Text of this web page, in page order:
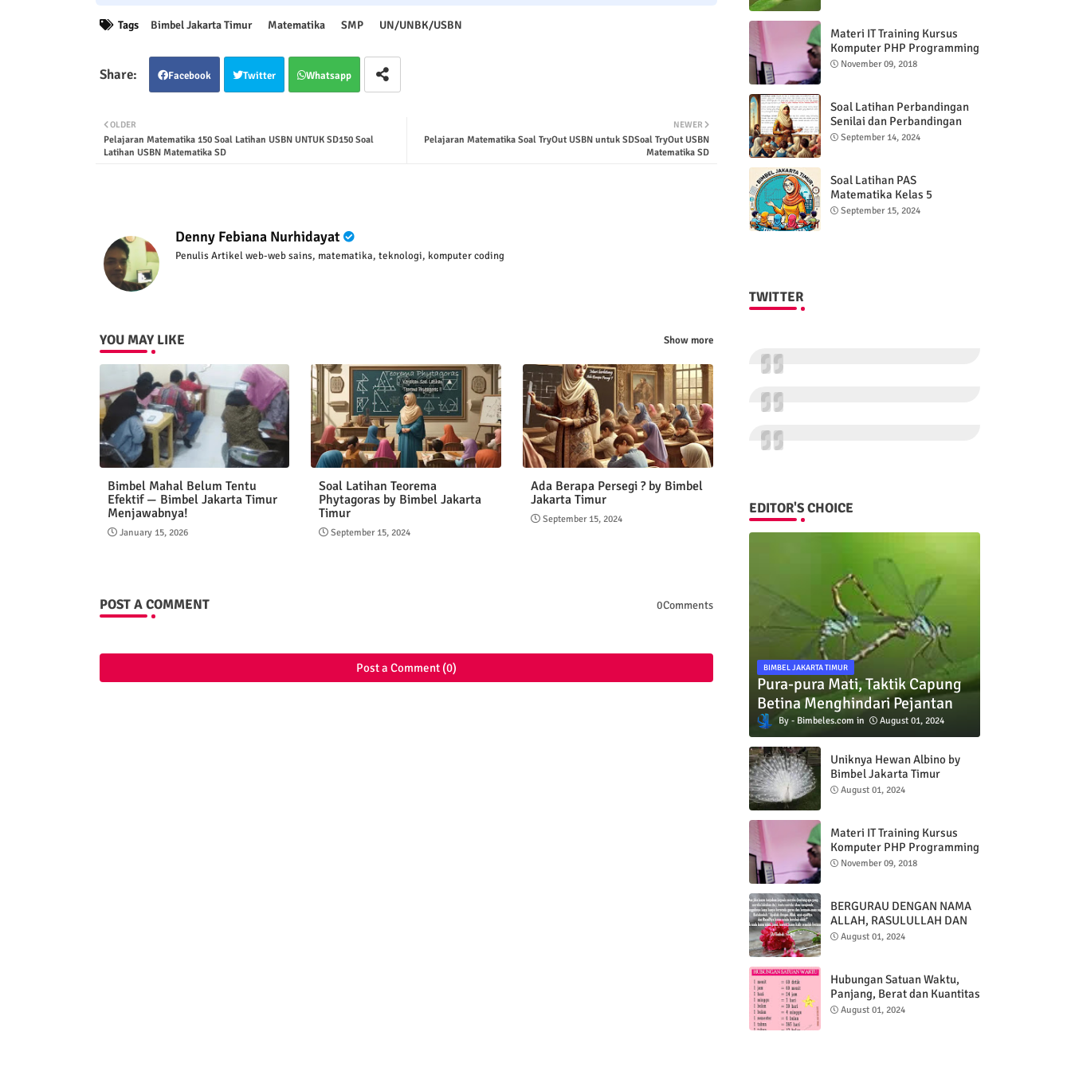
Tags Bimbel Jakarta Timur Matematika SMP UN/UNBK/USBN
Facebook Twitter Whatsapp
NEWER
Pelajaran Matematika Soal TryOut USBN untuk SDSoal TryOut USBN
Matematika SD
OLDER
Pelajaran Matematika 150 Soal Latihan USBN UNTUK SD150 Soal
Latihan USBN Matematika SD
Denny Febiana Nurhidayat
Penulis Artikel web-web sains, matematika, teknologi, komputer coding
YOU MAY LIKE Show more
Bimbel Mahal Belum Tentu
Efektif — Bimbel Jakarta Timur
Menjawabnya!
January 15, 2026
Soal Latihan Teorema
Phytagoras by Bimbel Jakarta
Timur
September 15, 2024
Ada Berapa Persegi ? by Bimbel
Jakarta Timur
September 15, 2024
POST A COMMENT 0Comments
Post a Comment (0)
Materi IT Training Kursus
Komputer PHP Programming
& MYSQL basic
November 09, 2018
Soal Latihan Perbandingan
Senilai dan Perbandingan
Berbalik Nilai
September 14, 2024
Soal Latihan PAS
Matematika Kelas 5
Semester 2
September 15, 2024
TWITTER
EDITOR'S CHOICE
BIMBEL JAKARTA TIMUR
Pura-pura Mati, Taktik Capung
Betina Menghindari Pejantan
Bimbeles.com August 01, 2024
Uniknya Hewan Albino by
Bimbel Jakarta Timur
August 01, 2024
Materi IT Training Kursus
Komputer PHP Programming
& MYSQL basic
November 09, 2018
BERGURAU DENGAN NAMA
ALLAH, RASULULLAH DAN
AL QUR'AN
August 01, 2024
Hubungan Satuan Waktu,
Panjang, Berat dan Kuantitas
August 01, 2024